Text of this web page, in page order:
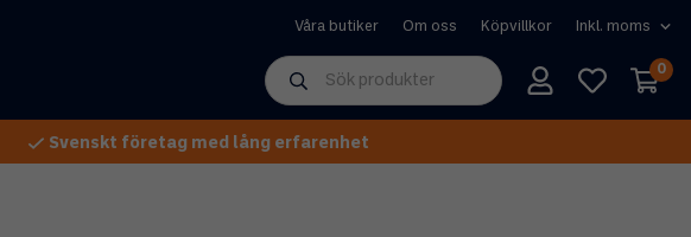
Våra butiker Om oss Köpvillkor
0
Svenskt företag med lång erfarenhet